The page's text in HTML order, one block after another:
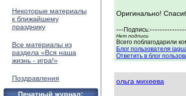
Некоторые материалы
к ближайшему
празднику
Все материалы из
раздела «Вся наша
жизнь - игра!»
Поздравления
Печатный журнал:
Оригинально!
--- Подпись:
Нет подписи
Всего поблагодарили
Блог пользователя
Ответить в блог
ольга михеева